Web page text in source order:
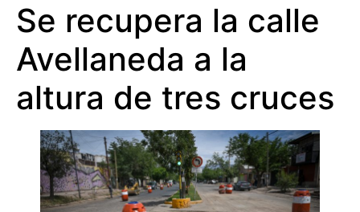
Se recupera la calle
Avellaneda a la
altura de tres cruces